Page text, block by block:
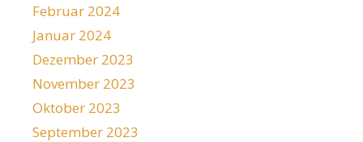
Februar 2024
Januar 2024
Dezember 2023
November 2023
Oktober 2023
September 2023